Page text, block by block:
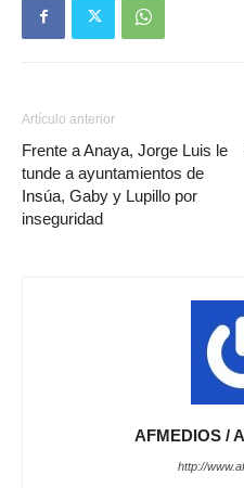
Artículo anterior
Frente a Anaya, Jorge Luis le
tunde a ayuntamientos de
Insúa, Gaby y Lupillo por
inseguridad
AFMEDIOS /
http://